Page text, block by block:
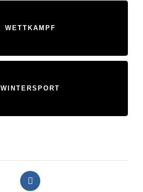
WETTKAMPF
WINTERSPORT